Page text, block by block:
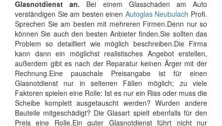
Glasnotdienst an. Bei einem Glasschaden am Auto
verständigen Sie am besten einen Autoglas Neubulach Profi.
Sprechen Sie am besten mit mehreren Firmen.Denn nur so
können Sie auch den besten Anbieter finden.Sie sollten das
Problem so detailliert wie möglich beschreiben.Die Firma
kann dann ein möglichst realistisches Angebot erstellen,
außerdem gibt es nach der Reparatur keinen Ärger mit der
Rechnung.Eine pauschale Preisangabe ist für einen
Glasnotdienst nur in seltenen Fällen möglich; zu viele
Faktoren spielen eine Rolle: Ist es nur ein Riss oder muss die
Scheibe komplett ausgetauscht werden? Wurden andere
Bauteile mitgeschädigt? Die Glasart spielt ebenfalls für den
Preis eine Rolle.Ein guter Glasnotdienst führt nicht nur